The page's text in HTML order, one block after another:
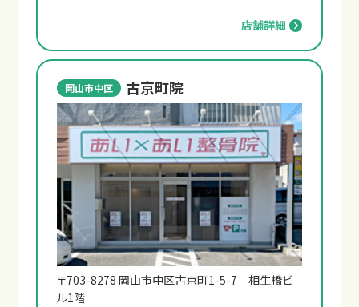
店舗詳細
岡山市中区 古京町院
〒703-8278 岡山市中区古京町1-5-7 相生橋ビ
ル1階